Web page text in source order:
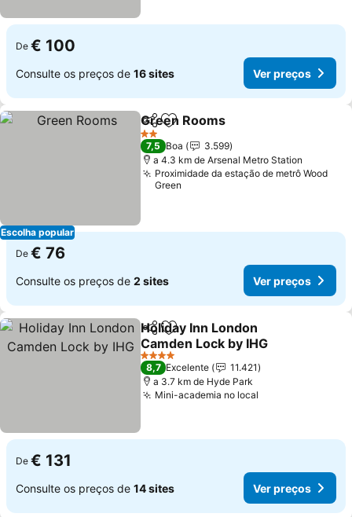
De € 100
Consulte os preços de 16 sites Ver preços
Escolha popular
PartilharAdicionar aos favoritos
Green Rooms
2 Estrelas
7,5 Boa
3.599
a 4.3 km de Arsenal Metro Station
Proximidade da estação de metrô Wood
Green
De € 76
Consulte os preços de 2 sites Ver preços
PartilharAdicionar aos favoritos
Holiday Inn London
Camden Lock by IHG
Ver preços
4 Estrelas
8,7 Excelente
11.421
a 3.7 km de Hyde Park
Mini-academia no local
De € 131
Consulte os preços de 14 sites Ver preços